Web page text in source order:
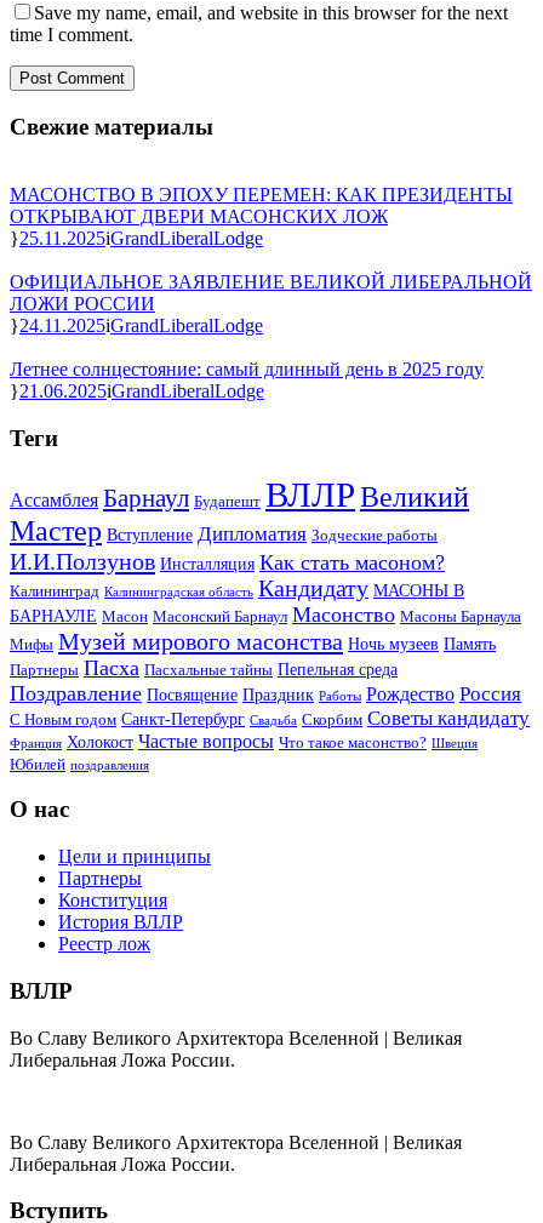
Save my name, email, and website in this browser for the next
time I comment.
Свежие материалы
МАСОНСТВО В ЭПОХУ ПЕРЕМЕН: КАК ПРЕЗИДЕНТЫ
ОТКРЫВАЮТ ДВЕРИ МАСОНСКИХ ЛОЖ
25.11.2025 GrandLiberalLodge
ОФИЦИАЛЬНОЕ ЗАЯВЛЕНИЕ ВЕЛИКОЙ ЛИБЕРАЛЬНОЙ
ЛОЖИ РОССИИ
24.11.2025 GrandLiberalLodge
Летнее солнцестояние: самый длинный день в 2025 году
21.06.2025 GrandLiberalLodge
Теги
Ассамблея Барнаул Будапешт ВЛЛРВеликий
Мастер Вступление Дипломатия Зодческие работы
И.И.Ползунов Инсталляция Как стать масоном?
Калининград Калининградская область Кандидату МАСОНЫ В
БАРНАУЛЕ Масон Масонский Барнаул Масонство Масоны Барнаула
Мифы Музей мирового масонства Ночь музеев Память
Партнеры Пасха Пасхальные тайны Пепельная среда
Поздравление Посвящение Праздник Работы Рождество Россия
С Новым годом Санкт-Петербург Свадьба Скорбим Советы кандидату
Франция Холокост Частые вопросы Что такое масонство? Швеция
Юбилей поздравления
О нас
Цели и принципы
Партнеры
Конституция
История ВЛЛР
Реестр лож
ВЛЛР
Во Славу Великого Архитектора Вселенной | Великая
Либеральная Ложа России.
Во Славу Великого Архитектора Вселенной | Великая
Либеральная Ложа России.
Вступить